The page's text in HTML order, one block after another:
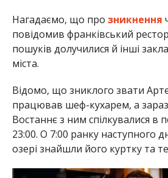
Нагадаємо, що про зникнення
повідомив франківський
пошуків долучилися й інші
міста.
Відомо, що зниклого звати
працював шеф-кухарем, а
Востаннє з ним спілкувалися в
23:00. О 7:00 ранку наступного
озері знайшли його куртку та